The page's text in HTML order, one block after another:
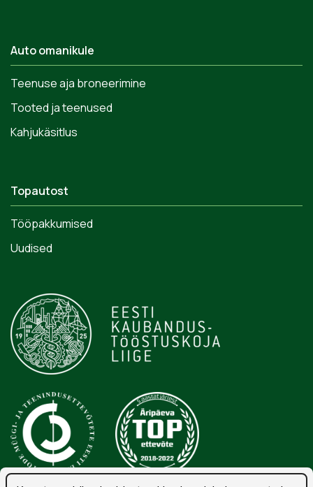
Auto omanikule
Teenuse aja broneerimine
Tooted ja teenused
Kahjukäsitlus
Topautost
Tööpakkumised
Uudised